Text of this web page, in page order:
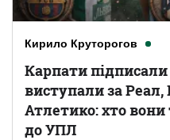
Кирило Круторогов
Карпати підписали
виступали за Реал,
Атлетико: хто
до УПЛ